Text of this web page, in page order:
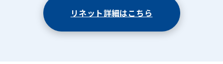
リネット詳細はこちら